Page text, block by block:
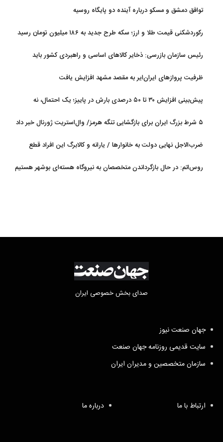
توافق دمشق و مسکو درباره آینده دو پایگاه روسیه
رکوردشکنی قیمت طلا و ارز؛ سکه طرح جدید به ۱۸۶ میلیون تومان رسید
رئیس سازمان بازرسی: ذخایر کالاهای اساسی و راهبردی کشور باید
ظرفیت پروازهای ایران‌ایر به مقصد مشهد افزایش یافت
پیش‌بینی افزایش ۳۰ تا ۵۰ درصدی بارش در پاییز؛ یک احتمال، نه
۵ شرط بزرگ ایران برای بازگشایی تنگه هرمز/ وال‌استریت ژورنال خبر داد
ضرب‌الاجل نهایی دولت به خانوارها / یارانه و کالابرگ این افراد قطع
روس‌اتم: در حال بازگرداندن متخصصان به نیروگاه هسته‌ای بوشهر هستیم
صدای بخش خصوصی ایران
جهان صنعت نیوز
سایت قدیمی روزنامه جهان صنعت
سازمان متخصصین و مدیران ایران
ارتباط با ما درباره ما